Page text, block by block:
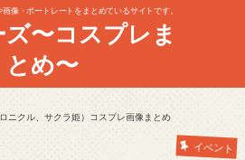
像・ポートレートをまとめているサイトです。
〜コスプレま
とめ〜
ニクル、サクラ姫）コスプレ画像まとめ
イベント